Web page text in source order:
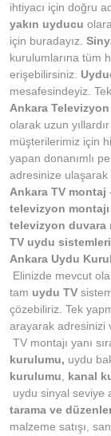
ihtiyacı için doğru
yakın uyducu
için buradayız.
kurulumlarına tüm
erişebilirsiniz.
mesafesindeyiz.
Ankara Televizyon
olarak uzun
müşterilerimiz için
yapan donanımlı
adresinize
Ankara TV montaj
televizyon
televizyon duvara
TV uydu sistemleri
Ankara Uydu
Elinizde mevcut
tam uydu TV
çözebiliriz. Tek
arayarak adresinizi
TV montajı yanı
kurulumu, uydu
kurulumu, kanal
uydu sinyal seviye
tarama ve
malzeme satışı,